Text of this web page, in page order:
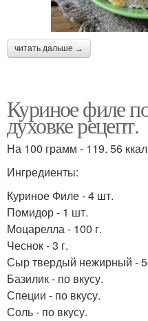
читать дальше →
Куриное филе
духовке рецепт.
На 100 грамм - 119. 56
Ингредиенты:
Куриное Филе - 4 шт.
Помидор - 1 шт.
Моцарелла - 100 г.
Чеснок - 3 г.
Сыр твердый нежирный -
Базилик - по вкусу.
Специи - по вкусу.
Соль - по вкусу.